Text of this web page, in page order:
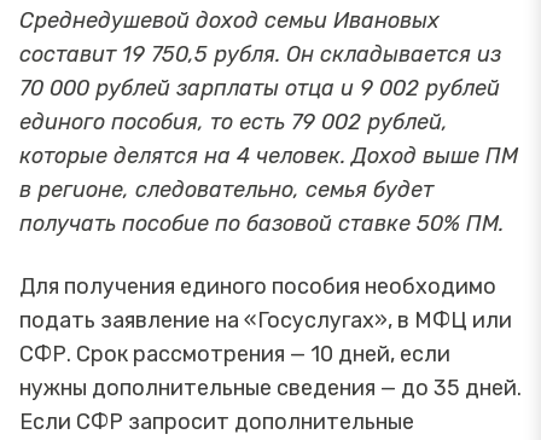
Среднедушевой доход семьи Ивановых
составит 19 750,5 рубля. Он складывается из
70 000 рублей зарплаты отца и 9 002 рублей
единого пособия, то есть 79 002 рублей,
которые делятся на 4 человек. Доход выше ПМ
в регионе, следовательно, семья будет
получать пособие по базовой ставке 50% ПМ.
Для получения единого пособия необходимо
подать заявление на «Госуслугах», в МФЦ или
СФР. Срок рассмотрения — 10 дней, если
нужны дополнительные сведения — до 35 дней.
Если СФР запросит дополнительные